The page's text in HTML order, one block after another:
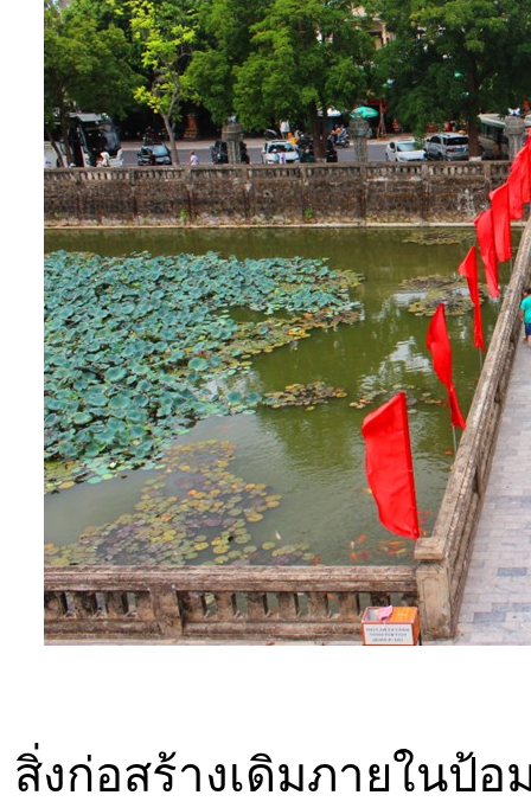
สิ่งก่อสร้างเดิมภายในป้